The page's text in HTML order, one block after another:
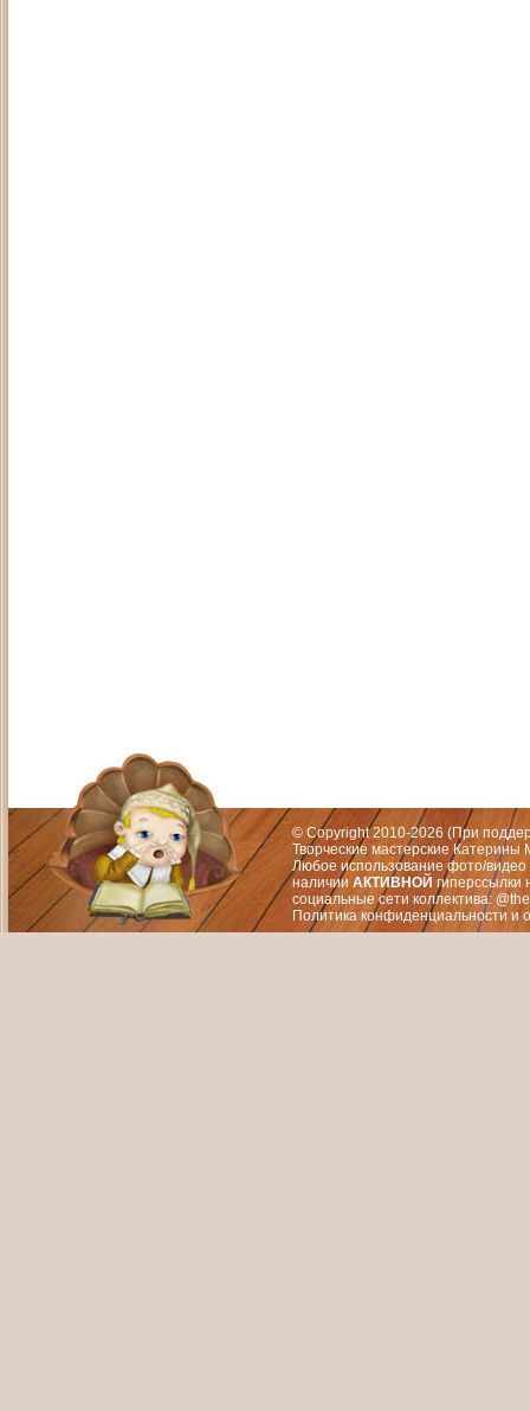
© Copyright 2010-2026 (При
Творческие мастерские
Любое использование фото/видео
наличии АКТИВНОЙ гиперссылки
социальные сети коллектива:
Политика конфиденциальности и